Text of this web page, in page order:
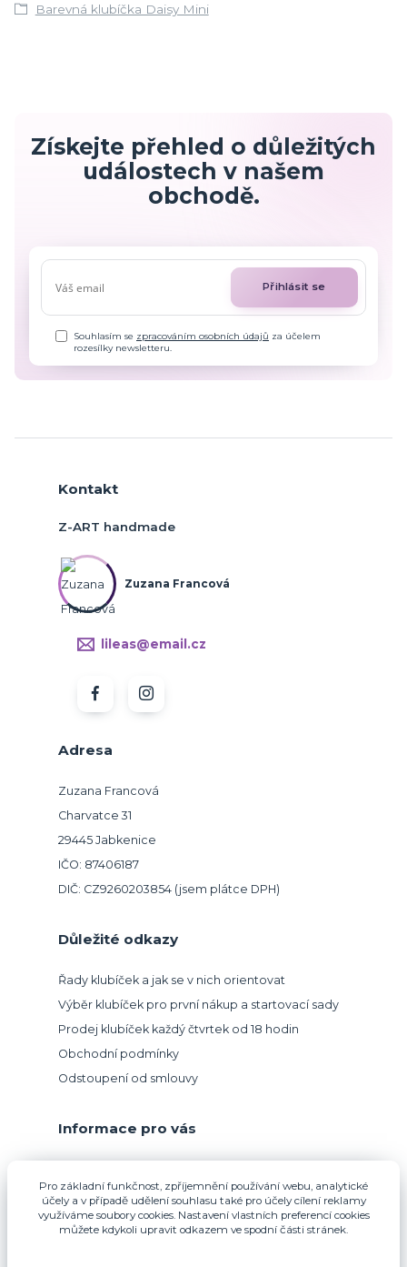
Barevná klubíčka Daisy Mini
Získejte přehled o důležitých
událostech v našem
obchodě.
Přihlásit se
Souhlasím se zpracováním osobních údajů za účelem
rozesílky newsletteru.
Adresa
Zuzana Francová
Charvatce 31
29445 Jabkenice
IČO: 87406187
DIČ: CZ9260203854 (jsem plátce DPH)
Důležité odkazy
Řady klubíček a jak se v nich orientovat
Výběr klubíček pro první nákup a startovací sady
Prodej klubíček každý čtvrtek od 18 hodin
Obchodní podmínky
Odstoupení od smlouvy
Informace pro vás
Kontakt
Z-ART handmade
Zuzana Francová
lileas@email.cz
Pro základní funkčnost, zpříjemnění používání webu, analytické
účely a v případě udělení souhlasu také pro účely cílení reklamy
využíváme soubory cookies. Nastavení vlastních preferencí cookies
můžete kdykoli upravit odkazem ve spodní části stránek.